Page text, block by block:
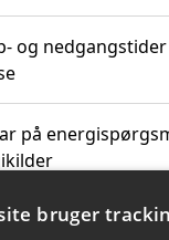
og
på
bruger